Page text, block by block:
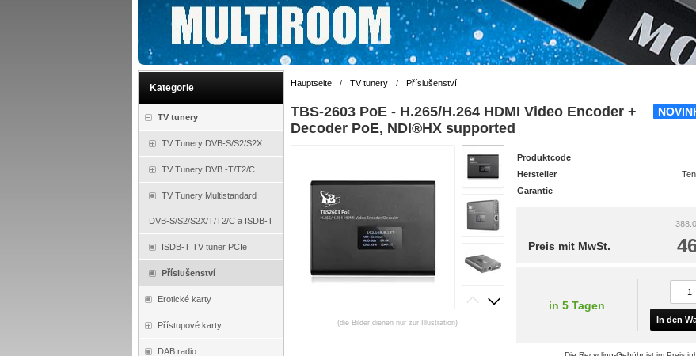
Kategorie
TV tunery
TV Tunery DVB-S/S2/S2X
TV Tunery DVB -T/T2/C
TV Tunery Multistandard
DVB-S/S2/S2X/T/T2/C a ISDB-T
ISDB-T TV tuner PCIe
Příslušenství
Erotické karty
Přístupové karty
DAB radio
Hauptseite / TV tunery / Příslušenství
TBS-2603 PoE - H.265/H.264 HDMI Video Encoder +
Decoder PoE, NDI®HX supported
(die Bilder dienen nur zur Illustration)
Produktcode
Hersteller
Garantie
Preis mit MwSt.
in 5 Tagen
In den